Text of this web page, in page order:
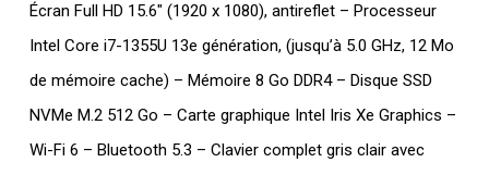
Écran Full HD 15.6″ (1920 x 1080), antireflet – Processeur
Intel Core i7-1355U 13e génération, (jusqu’à 5.0 GHz, 12 Mo
de mémoire cache) – Mémoire 8 Go DDR4 – Disque SSD
NVMe M.2 512 Go – Carte graphique Intel Iris Xe Graphics –
Wi-Fi 6 – Bluetooth 5.3 – Clavier complet gris clair avec